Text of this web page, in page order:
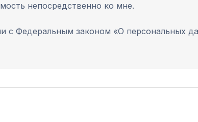
непосредственно ко мне.
с Федеральным законом «О персональных